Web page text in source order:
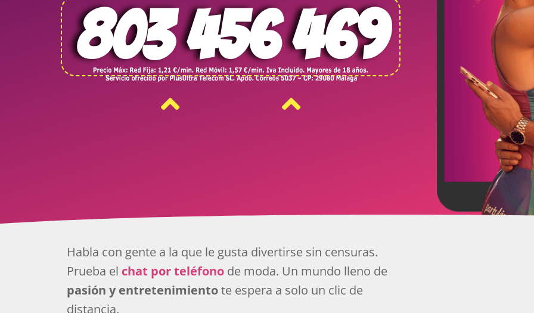
803 456 469
Habla con gente a la que le gusta divertirse sin censuras.
Prueba el chat por teléfono de moda. Un mundo lleno de
pasión y entretenimientote espera a solo un clic de
distancia.